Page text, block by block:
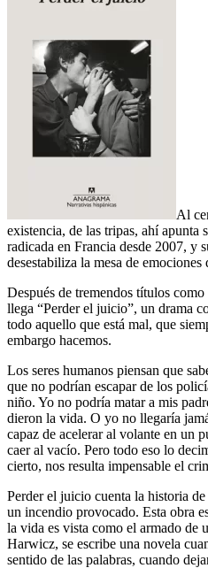
Al
existencia, de las tripas, ahí apunta
radicada en Francia desde 2007, y
desestabiliza la mesa de
Después de tremendos títulos
llega “Perder el juicio”, un drama
todo aquello que está mal, que
embargo hacemos.
Los seres humanos piensan que
que no podrían escapar de los
niño. Yo no podría matar a mis
dieron la vida. O yo no llegaría
capaz de acelerar al volante en un
caer al vacío. Pero todo eso lo
cierto, nos resulta impensable el
Perder el juicio cuenta la historia
un incendio provocado. Esta obra
la vida es vista como el armado de
Harwicz, se escribe una novela
sentido de las palabras, cuando